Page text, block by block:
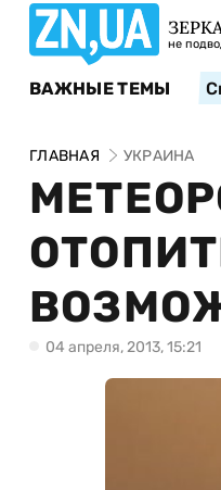
не
ВАЖНЫЕ ТЕМЫ
ГЛАВНАЯ УКРАИНА
04 апреля, 2013, 15:21